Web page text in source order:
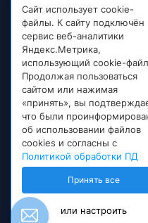
Приборы
Тесты и
г. Москва,
+7
Сайт использует cookie-
файлы. К сайту подключён
сервис веб-аналитики
Яндекс.Метрика,
использующий cookie-
Продолжая пользоваться
сайтом или нажимая
«принять», вы
что были
об использовании файлов
cookies и согласны с
Политикой обработки ПД
Принять все
или настроить